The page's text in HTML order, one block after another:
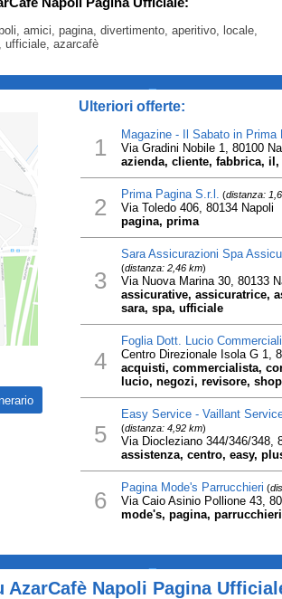
amici, pagina, divertimento, aperitivo, locale,
ufficiale, azarcafè
Ulteriori offerte:
1 Magazine - Il Sabato in Prima
Via Gradini Nobile 1, 80100
azienda, cliente, fabbrica,
2 Prima Pagina S.r.l. (distanza:
Via Toledo 406, 80134 Napoli
pagina, prima
3
Sara Assicurazioni Spa
(distanza: 2,46 km)
Via Nuova Marina 30, 80133
assicurative, assicuratrice,
sara, spa, ufficiale
4
Foglia Dott. Lucio
Centro Direzionale Isola G 1,
acquisti, commercialista,
lucio, negozi, revisore,
5
Easy Service - Vaillant
(distanza: 4,92 km)
Via Diocleziano 344/346/348,
assistenza, centro, easy,
6 Pagina Mode's Parrucchieri (
Via Caio Asinio Pollione 43,
mode's, pagina,
AzarCafè Napoli Pagina